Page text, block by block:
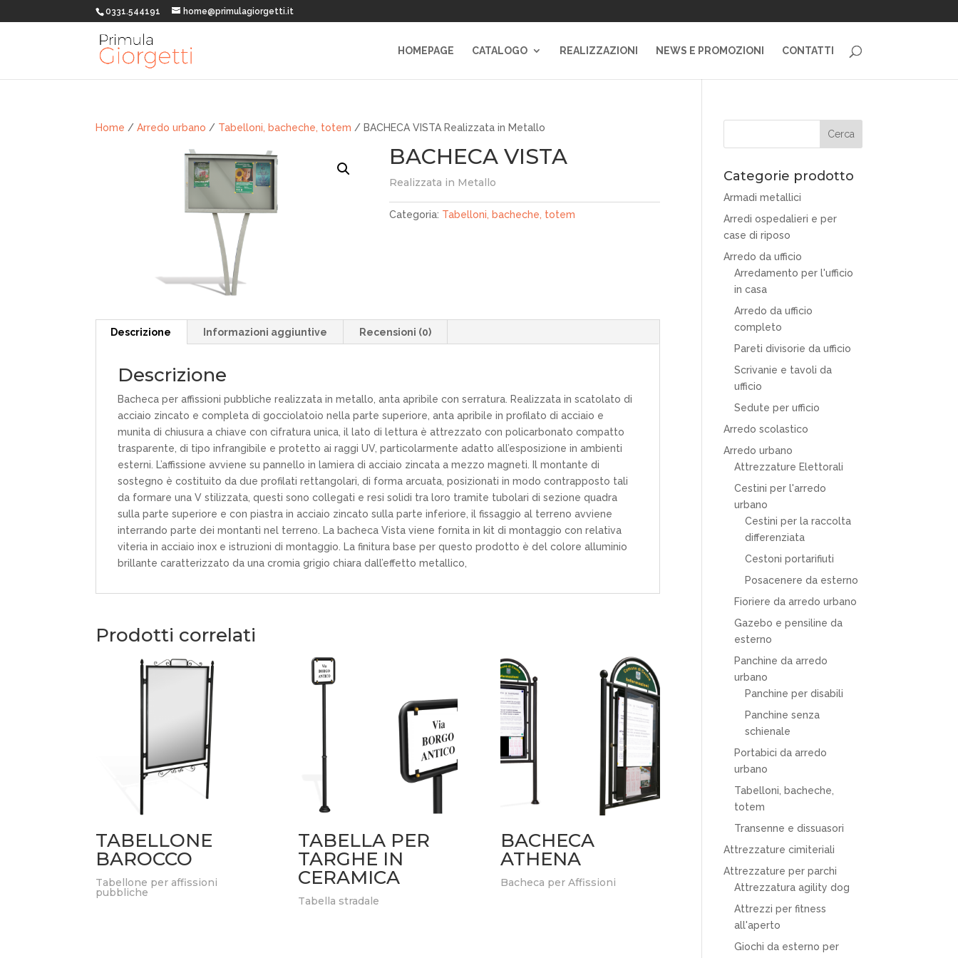
0331.544191 home@primulagiorgetti.it
HOMEPAGE CATALOGO REALIZZAZIONI NEWS E PROMOZIONI CONTATTI
Home /Arredo urbano / Tabelloni, bacheche, totem / BACHECA VISTA Realizzata in Metallo
BACHECA VISTA
Realizzata in Metallo
Categoria: Tabelloni, bacheche, totem
Descrizione Informazioni aggiuntive Recensioni (0)
Descrizione
Bacheca per affissioni pubbliche realizzata in metallo, anta apribile con serratura. Realizzata in scatolato di
acciaio zincato e completa di gocciolatoio nella parte superiore, anta apribile in profilato di acciaio e
munita di chiusura a chiave con cifratura unica, il lato di lettura è attrezzato con policarbonato compatto
trasparente, di tipo infrangibile e protetto ai raggi UV, particolarmente adatto all’esposizione in ambienti
esterni. L’affissione avviene su pannello in lamiera di acciaio zincata a mezzo magneti. Il montante di
sostegno è costituito da due profilati rettangolari, di forma arcuata, posizionati in modo contrapposto tali
da formare una V stilizzata, questi sono collegati e resi solidi tra loro tramite tubolari di sezione quadra
sulla parte superiore e con piastra in acciaio zincato sulla parte inferiore, il fissaggio al terreno avviene
interrando parte dei montanti nel terreno. La bacheca Vista viene fornita in kit di montaggio con relativa
viteria in acciaio inox e istruzioni di montaggio. La finitura base per questo prodotto è del colore alluminio
brillante caratterizzato da una cromia grigio chiara dall’effetto metallico,
Prodotti correlati
TABELLONE
BAROCCO
Tabellone per affissioni
pubbliche
TABELLA PER
TARGHE IN
CERAMICA
Tabella stradale
BACHECA
ATHENA
Bacheca per Affissioni
Categorie prodotto
Armadi metallici
Arredi ospedalieri e per
case di riposo
Arredo da ufficio
Arredamento per l'ufficio
in casa
Arredo da ufficio
completo
Pareti divisorie da ufficio
Scrivanie e tavoli da
ufficio
Sedute per ufficio
Arredo scolastico
Arredo urbano
Attrezzature Elettorali
Cestini per l'arredo
urbano
Cestini per la raccolta
differenziata
Cestoni portarifiuti
Posacenere da esterno
Fioriere da arredo urbano
Gazebo e pensiline da
esterno
Panchine da arredo
urbano
Panchine per disabili
Panchine senza
schienale
Portabici da arredo
urbano
Tabelloni, bacheche,
totem
Transenne e dissuasori
Attrezzature cimiteriali
Attrezzature per parchi
Attrezzatura agility dog
Attrezzi per fitness
all'aperto
Giochi da esterno per